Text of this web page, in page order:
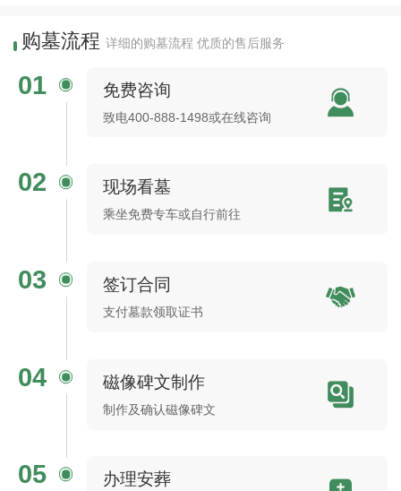
购墓流程 详细的购墓流程 优质的售后服务
01 免费咨询
致电400-888-1498或在线咨询
02 现场看墓
乘坐免费专车或自行前往
03 签订合同
支付墓款领取证书
04 磁像碑文制作
制作及确认磁像碑文
05 办理安葬